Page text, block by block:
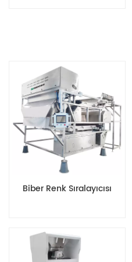
Biber Renk Sıralayıcısı